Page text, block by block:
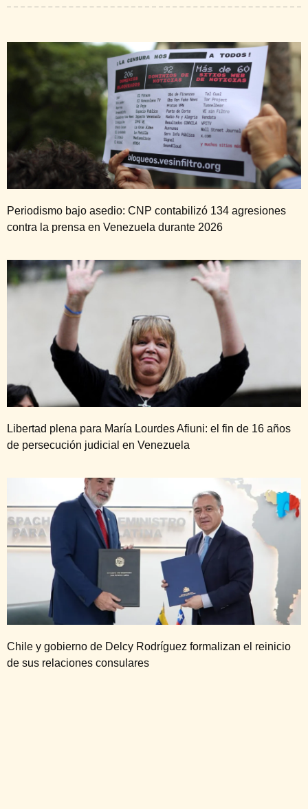
Periodismo bajo asedio: CNP contabilizó 134 agresiones
contra la prensa en Venezuela durante 2026
Libertad plena para María Lourdes Afiuni: el fin de 16 años
de persecución judicial en Venezuela
Chile y gobierno de Delcy Rodríguez formalizan el reinicio
de sus relaciones consulares